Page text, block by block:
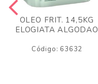
OLEO FRIT. 14,5KG
ELOGIATA ALGODAO
Código: 63632